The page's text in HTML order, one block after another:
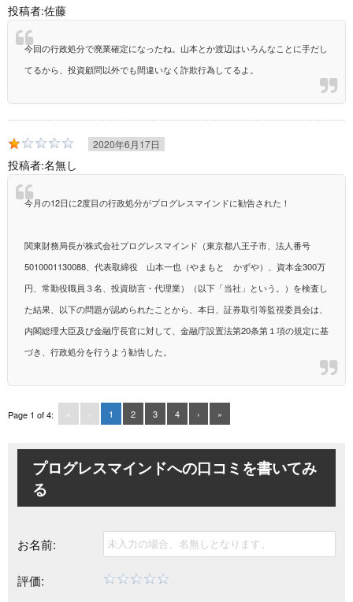
投稿者:佐藤
今回の行政処分で廃業確定になったね。山本とか渡辺はいろんなことに手だし
てるから、投資顧問以外でも間違いなく詐欺行為してるよ。
2020年6月17日
投稿者:名無し
今月の12日に2度目の行政処分がプログレスマインドに勧告された！
関東財務局長が株式会社プログレスマインド（東京都八王子市、法人番号
5010001130088、代表取締役 山本一也（やまもと かずや）、資本金300万
円、常勤役職員３名、投資助言・代理業）（以下「当社」という。）を検査し
た結果、以下の問題が認められたことから、本日、証券取引等監視委員会は、
内閣総理大臣及び金融庁長官に対して、金融庁設置法第20条第１項の規定に基
づき、行政処分を行うよう勧告した。
Page 1 of 4: « ‹ 1 2 3 4 › »
プログレスマインドへの口コミを書いてみ
る
お名前:
評価: